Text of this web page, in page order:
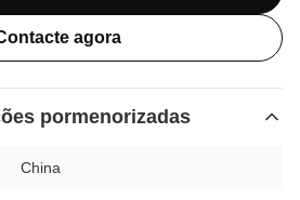
agora
pormenorizadas
China